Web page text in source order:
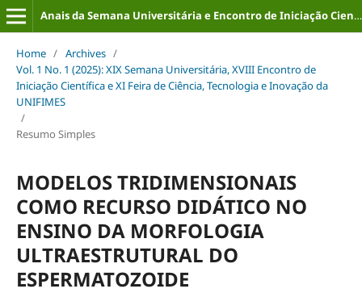
Anais da Semana Universitária e Encontro de Iniciação Científica (ISSN: 2316-8226)
Home / Archives /
Vol. 1 No. 1 (2025): XIX Semana Universitária, XVIII Encontro de
Iniciação Científica e XI Feira de Ciência, Tecnologia e Inovação da
UNIFIMES
/
Resumo Simples
MODELOS TRIDIMENSIONAIS
COMO RECURSO DIDÁTICO NO
ENSINO DA MORFOLOGIA
ULTRAESTRUTURAL DO
ESPERMATOZOIDE